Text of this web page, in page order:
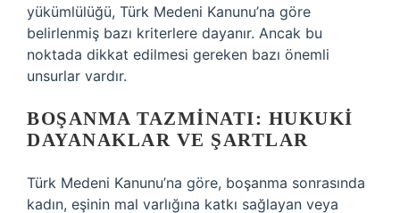
yükümlülüğü, Türk Medeni Kanunu’na göre
belirlenmiş bazı kriterlere dayanır. Ancak bu
noktada dikkat edilmesi gereken bazı önemli
unsurlar vardır.
BOŞANMA TAZMINATI: HUKUKI
DAYANAKLAR VE ŞARTLAR
Türk Medeni Kanunu’na göre, boşanma sonrasında
kadın, eşinin mal varlığına katkı sağlayan veya